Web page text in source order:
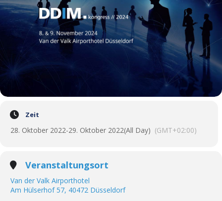
Zeit
28. Oktober 2022-29. Oktober 2022(All Day) (GMT+02:00)
Veranstaltungsort
Van der Valk Airporthotel
Am Hülserhof 57, 40472 Düsseldorf